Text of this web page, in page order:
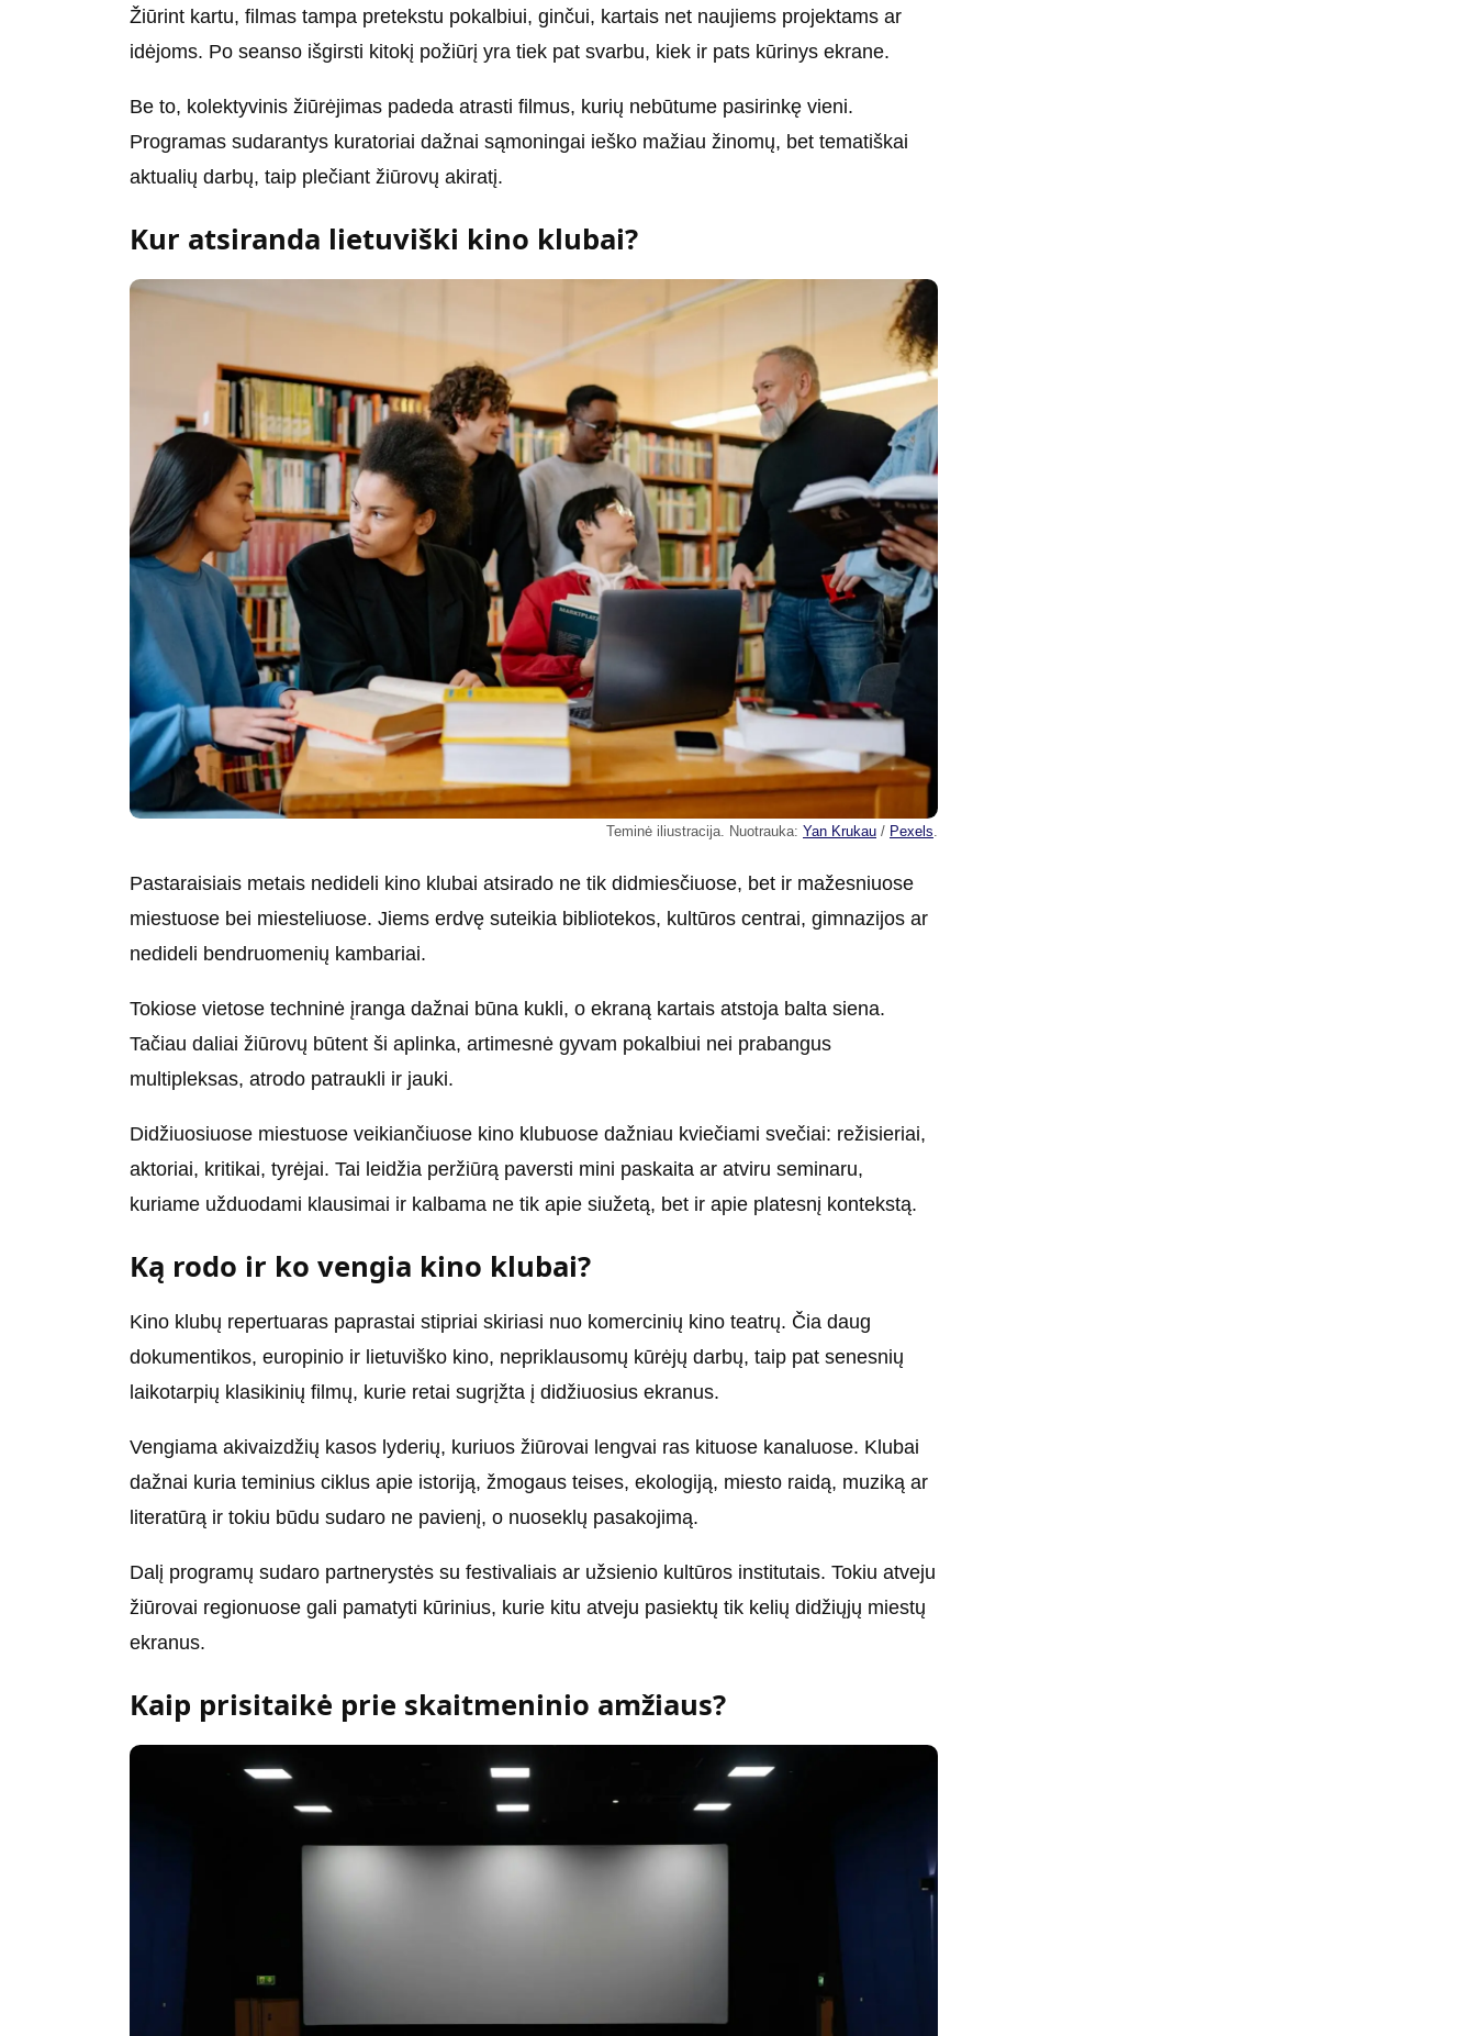
Žiūrint kartu, filmas tampa pretekstu pokalbiui, ginčui, kartais net naujiems projektams ar
idėjoms. Po seanso išgirsti kitokį požiūrį yra tiek pat svarbu, kiek ir pats kūrinys ekrane.
Be to, kolektyvinis žiūrėjimas padeda atrasti filmus, kurių nebūtume pasirinkę vieni.
Programas sudarantys kuratoriai dažnai sąmoningai ieško mažiau žinomų, bet tematiškai
aktualių darbų, taip plečiant žiūrovų akiratį.
Kur atsiranda lietuviški kino klubai?
Teminė iliustracija. Nuotrauka: Yan Krukau / Pexels
Pastaraisiais metais nedideli kino klubai atsirado ne tik didmiesčiuose, bet ir mažesniuose
miestuose bei miesteliuose. Jiems erdvę suteikia bibliotekos, kultūros centrai, gimnazijos ar
nedideli bendruomenių kambariai.
Tokiose vietose techninė įranga dažnai būna kukli, o ekraną kartais atstoja balta siena.
Tačiau daliai žiūrovų būtent ši aplinka, artimesnė gyvam pokalbiui nei prabangus
multipleksas, atrodo patraukli ir jauki.
Didžiuosiuose miestuose veikiančiuose kino klubuose dažniau kviečiami svečiai: režisieriai,
aktoriai, kritikai, tyrėjai. Tai leidžia peržiūrą paversti mini paskaita ar atviru seminaru,
kuriame užduodami klausimai ir kalbama ne tik apie siužetą, bet ir apie platesnį kontekstą.
Ką rodo ir ko vengia kino klubai?
Kino klubų repertuaras paprastai stipriai skiriasi nuo komercinių kino teatrų. Čia daug
dokumentikos, europinio ir lietuviško kino, nepriklausomų kūrėjų darbų, taip pat senesnių
laikotarpių klasikinių filmų, kurie retai sugrįžta į didžiuosius ekranus.
Vengiama akivaizdžių kasos lyderių, kuriuos žiūrovai lengvai ras kituose kanaluose. Klubai
dažnai kuria teminius ciklus apie istoriją, žmogaus teises, ekologiją, miesto raidą, muziką ar
literatūrą ir tokiu būdu sudaro ne pavienį, o nuoseklų pasakojimą.
Dalį programų sudaro partnerystės su festivaliais ar užsienio kultūros institutais. Tokiu atveju
žiūrovai regionuose gali pamatyti kūrinius, kurie kitu atveju pasiektų tik kelių didžiųjų miestų
ekranus.
Kaip prisitaikė prie skaitmeninio amžiaus?